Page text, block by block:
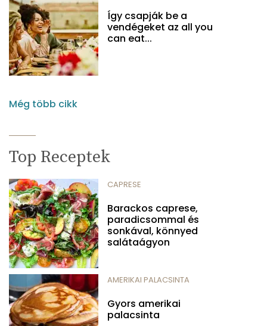
Így csapják be a
vendégeket az all you
can eat...
Még több cikk
Top Receptek
CAPRESE
Barackos caprese,
paradicsommal és
sonkával, könnyed
salátaágyon
AMERIKAI PALACSINTA
Gyors amerikai
palacsinta